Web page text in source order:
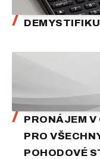
PRONÁJEM V
PRO
POHODOVÉ